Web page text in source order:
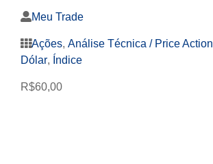
Meu Trade
Ações, Análise Técnica / Price Action
Dólar, Índice
R$60,00